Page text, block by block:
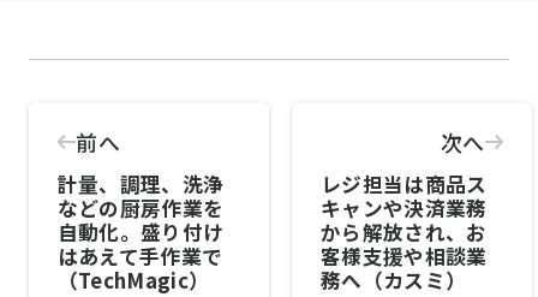
前へ
計量、調理、洗浄
などの厨房作業を
自動化。盛り付け
はあえて手作業で
（TechMagic）
次へ
レジ担当は商品ス
キャンや決済業務
から解放され、お
客様支援や相談業
務へ（カスミ）